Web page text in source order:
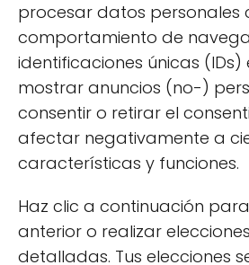
procesar datos personales
comportamiento de
identificaciones únicas (IDs)
mostrar anuncios (no-)
consentir o retirar el
afectar negativamente a
características y funciones.
Haz clic a continuación
anterior o realizar
detalladas. Tus elecciones
Para acelerar el proceso de
asegúrate de mantener una
cortar los materiales en
pequeñas y equilibrar
materiales verdes y
puedes adicionar agua si la
demasiado seca, y voltear
regularmente para fomentar
descomposición.